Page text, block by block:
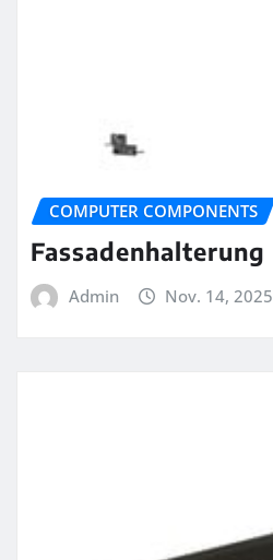
COMPUTER COMPONENTS
Fassadenhalterung
Admin Nov. 14, 2025